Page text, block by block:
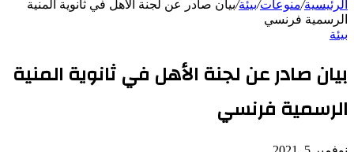
الرئيسية/منوعات/بيئة/بيان صادر عن لجنة الأهل في ثانوية المنية
الرسمية فرنسي
بيئة
بيان صادر عن لجنة الأهل في ثانوية المنية
الرسمية فرنسي